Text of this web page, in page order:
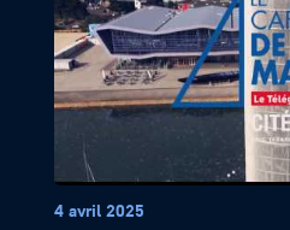
4 avril 2025